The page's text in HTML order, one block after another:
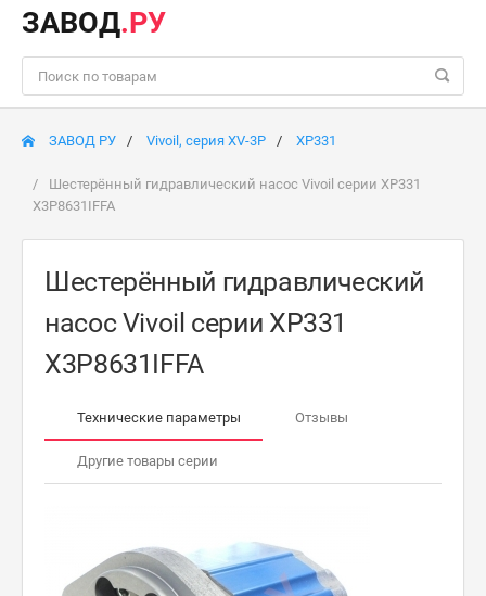
ЗАВОД.РУ
ЗАВОД РУ Vivoil, серия XV-3P XP331
Шестерённый гидравлический насос Vivoil серии XP331
X3P8631IFFA
Шестерённый гидравлический
насос Vivoil серии XP331
X3P8631IFFA
Технические параметры Отзывы
Другие товары серии